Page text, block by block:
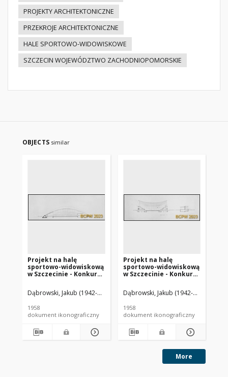
PROJEKTY ARCHITEKTONICZNE
PRZEKROJE ARCHITEKTONICZNE
HALE SPORTOWO-WIDOWISKOWE
SZCZECIN WOJEWÓDZTWO ZACHODNIOPOMORSKIE
OBJECTS similar
Projekt na halę
sportowo-widowiskową
w Szczecinie - Konkurs
15, IV nagroda
równorzędna. Zdj. 10,
Dąbrowski, Jakub (1942-2021). Architekt Michalak, Barbara. Architekt
1958
dokument ikonograficzny
Projekt na halę
sportowo-widowiskową
w Szczecinie - Konkurs
15, IV nagroda
równorzędna. Zdj. 6,
przez salę
gimnastyczną
Dąbrowski, Jakub (1942-2021).
1958
dokument ikonograficzny
More